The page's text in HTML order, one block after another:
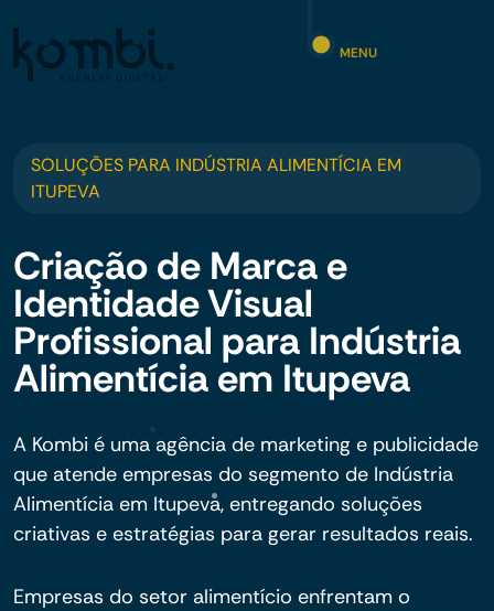
MENU
SOLUÇÕES PARA INDÚSTRIA ALIMENTÍCIA EM
ITUPEVA
Criação de Marca e
Identidade Visual
Profissional para Indústria
Alimentícia em Itupeva
A Kombi é uma agência de marketing e publicidade
que atende empresas do segmento de Indústria
Alimentícia em Itupeva, entregando soluções
criativas e estratégias para gerar resultados reais.
Empresas do setor alimentício enfrentam o